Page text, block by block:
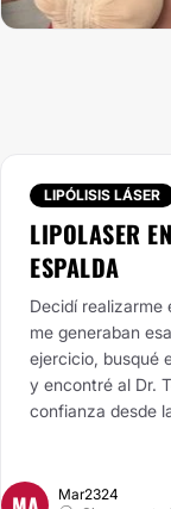
LIPÓLISIS LÁSER
LIPOLASER
ESPALDA
Decidí realizarme
me generaban
ejercicio, busqué
y encontré al Dr.
confianza desde
Mar2324